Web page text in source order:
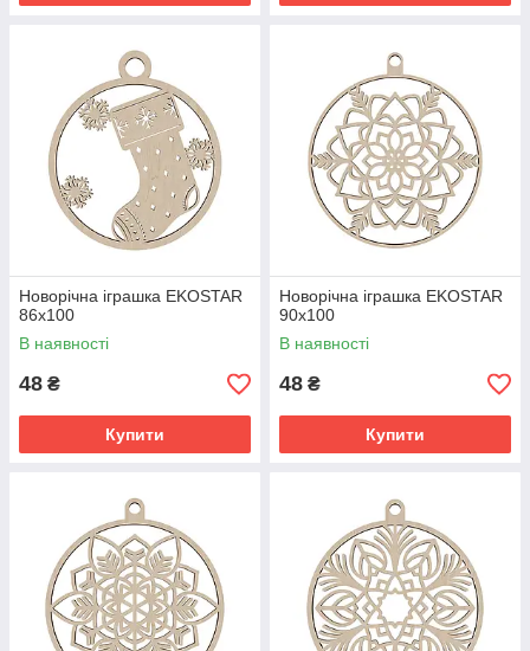
Новорічна іграшка EKOSTAR
86х100
В наявності
48 ₴
Купити
Новорічна іграшка EKOSTAR
90х100
В наявності
48 ₴
Купити